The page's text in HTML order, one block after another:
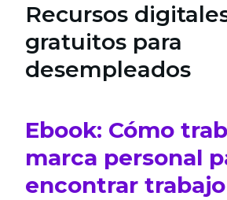
Recursos
gratuitos para
desempleados
Ebook: Cómo
marca personal
encontrar trabajo